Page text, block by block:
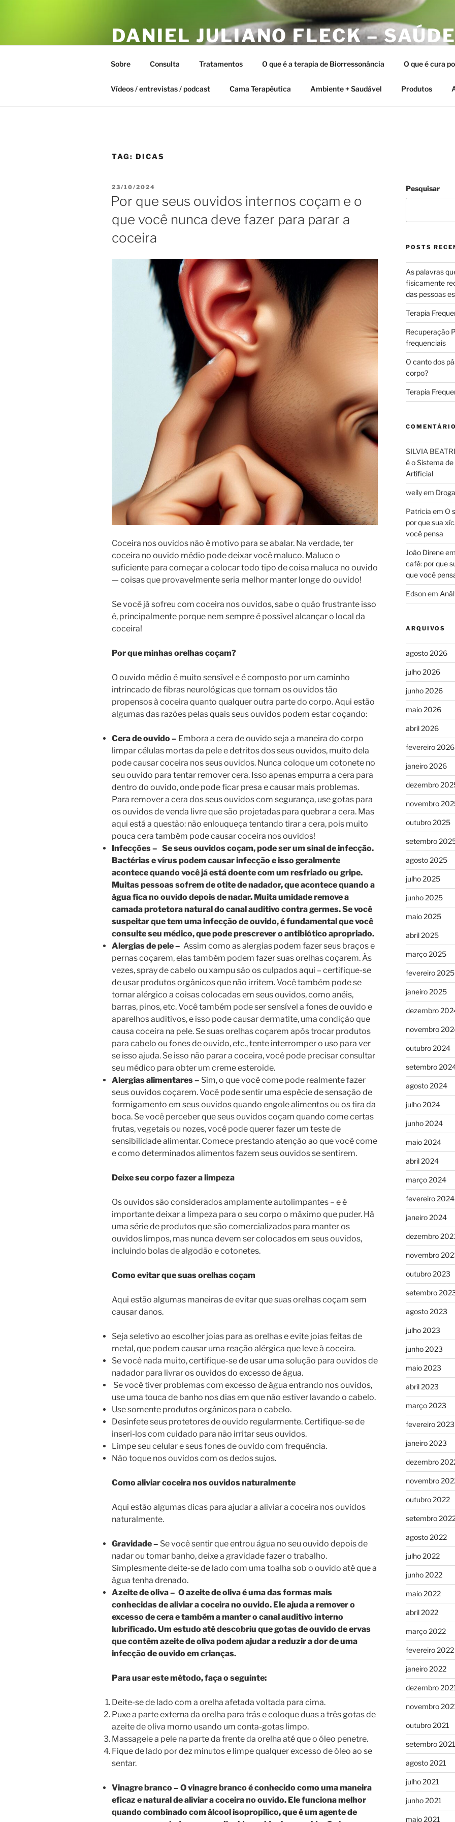
DANIEL JULIANO FLECK –
ESTAR – TERAPIAS
Sobre Consulta Tratamentos O que é a terapia de Biorressonância O que é cura
Vídeos / entrevistas / podcast Cama Terapêutica Ambiente + Saudável Produtos
TAG: DICAS
PUBLICADO
EM
23/10/2024
Por que seus ouvidos internos coçam e o
que você nunca deve fazer para parar a
coceira
Coceira nos ouvidos não é motivo para se abalar. Na verdade, ter
coceira no ouvido médio pode deixar você maluco. Maluco o
suficiente para começar a colocar todo tipo de coisa maluca no ouvido
— coisas que provavelmente seria melhor manter longe do ouvido!
Se você já sofreu com coceira nos ouvidos, sabe o quão frustrante isso
é, principalmente porque nem sempre é possível alcançar o local da
coceira!
Por que minhas orelhas coçam?
O ouvido médio é muito sensível e é composto por um caminho
intrincado de fibras neurológicas que tornam os ouvidos tão
propensos à coceira quanto qualquer outra parte do corpo. Aqui estão
algumas das razões pelas quais seus ouvidos podem estar coçando:
Cera de ouvido – Embora a cera de ouvido seja a maneira do corpo
limpar células mortas da pele e detritos dos seus ouvidos, muito dela
pode causar coceira nos seus ouvidos. Nunca coloque um cotonete no
seu ouvido para tentar remover cera. Isso apenas empurra a cera para
dentro do ouvido, onde pode ficar presa e causar mais problemas.
Para remover a cera dos seus ouvidos com segurança, use gotas para
os ouvidos de venda livre que são projetadas para quebrar a cera. Mas
aqui está a questão: não enlouqueça tentando tirar a cera, pois muito
pouca cera também pode causar coceira nos ouvidos!
Infecções – Se seus ouvidos coçam, pode ser um sinal de infecção.
Bactérias e vírus podem causar infecção e isso geralmente
acontece quando você já está doente com um resfriado ou gripe.
Muitas pessoas sofrem de otite de nadador, que acontece quando a
água fica no ouvido depois de nadar. Muita umidade remove a
camada protetora natural do canal auditivo contra germes. Se você
suspeitar que tem uma infecção de ouvido, é fundamental que você
consulte seu médico, que pode prescrever o antibiótico apropriado.
Alergias de pele – Assim como as alergias podem fazer seus braços e
pernas coçarem, elas também podem fazer suas orelhas coçarem. Às
vezes, spray de cabelo ou xampu são os culpados aqui – certifique-se
de usar produtos orgânicos que não irritem. Você também pode se
tornar alérgico a coisas colocadas em seus ouvidos, como anéis,
barras, pinos, etc. Você também pode ser sensível a fones de ouvido e
aparelhos auditivos, e isso pode causar dermatite, uma condição que
causa coceira na pele. Se suas orelhas coçarem após trocar produtos
para cabelo ou fones de ouvido, etc., tente interromper o uso para ver
se isso ajuda. Se isso não parar a coceira, você pode precisar consultar
seu médico para obter um creme esteroide.
Alergias alimentares – Sim, o que você come pode realmente fazer
seus ouvidos coçarem. Você pode sentir uma espécie de sensação de
formigamento em seus ouvidos quando engole alimentos ou os tira da
boca. Se você perceber que seus ouvidos coçam quando come certas
frutas, vegetais ou nozes, você pode querer fazer um teste de
sensibilidade alimentar. Comece prestando atenção ao que você come
e como determinados alimentos fazem seus ouvidos se sentirem.
Deixe seu corpo fazer a limpeza
Os ouvidos são considerados amplamente autolimpantes – e é
importante deixar a limpeza para o seu corpo o máximo que puder. Há
uma série de produtos que são comercializados para manter os
ouvidos limpos, mas nunca devem ser colocados em seus ouvidos,
incluindo bolas de algodão e cotonetes.
Como evitar que suas orelhas coçam
Aqui estão algumas maneiras de evitar que suas orelhas coçam sem
causar danos.
Seja seletivo ao escolher joias para as orelhas e evite joias feitas de
metal, que podem causar uma reação alérgica que leve à coceira.
Se você nada muito, certifique-se de usar uma solução para ouvidos de
nadador para livrar os ouvidos do excesso de água.
Se você tiver problemas com excesso de água entrando nos ouvidos,
use uma touca de banho nos dias em que não estiver lavando o cabelo.
Use somente produtos orgânicos para o cabelo.
Desinfete seus protetores de ouvido regularmente. Certifique-se de
inseri-los com cuidado para não irritar seus ouvidos.
Limpe seu celular e seus fones de ouvido com frequência.
Não toque nos ouvidos com os dedos sujos.
Como aliviar coceira nos ouvidos naturalmente
Aqui estão algumas dicas para ajudar a aliviar a coceira nos ouvidos
naturalmente.
Gravidade – Se você sentir que entrou água no seu ouvido depois de
nadar ou tomar banho, deixe a gravidade fazer o trabalho.
Simplesmente deite-se de lado com uma toalha sob o ouvido até que a
água tenha drenado.
Azeite de oliva – O azeite de oliva é uma das formas mais
conhecidas de aliviar a coceira no ouvido. Ele ajuda a remover o
excesso de cera e também a manter o canal auditivo interno
lubrificado. Um estudo até descobriu que gotas de ouvido de ervas
que contêm azeite de oliva podem ajudar a reduzir a dor de uma
infecção de ouvido em crianças.
Para usar este método, faça o seguinte:
Deite-se de lado com a orelha afetada voltada para cima.
Puxe a parte externa da orelha para trás e coloque duas a três gotas de
azeite de oliva morno usando um conta-gotas limpo.
Massageie a pele na parte da frente da orelha até que o óleo penetre.
Fique de lado por dez minutos e limpe qualquer excesso de óleo ao se
sentar.
Vinagre branco – O vinagre branco é conhecido como uma maneira
eficaz e natural de aliviar a coceira no ouvido. Ele funciona melhor
quando combinado com álcool isopropílico, que é um agente de
Pesquisar
POSTS
As palavras
fisicamente
das pessoas
Terapia
Recuperação
frequenciais
O canto dos
corpo?
Terapia
SILVIA
é o Sistema
Artificial
weilyem
Patricia em O
por que sua
você pensa
João Direneem
café: por que
que você
Edsonem
ARQUIVOS
agosto 2026
julho 2026
junho 2026
maio 2026
abril 2026
fevereiro 2026
janeiro 2026
dezembro
novembro
outubro 2025
setembro
agosto 2025
julho 2025
junho 2025
maio 2025
abril 2025
março 2025
fevereiro 2025
janeiro 2025
dezembro
novembro
outubro 2024
setembro
agosto 2024
julho 2024
junho 2024
maio 2024
abril 2024
março 2024
fevereiro 2024
janeiro 2024
dezembro
novembro
outubro 2023
setembro
agosto 2023
julho 2023
junho 2023
maio 2023
abril 2023
março 2023
fevereiro 2023
janeiro 2023
dezembro
novembro
outubro 2022
setembro
agosto 2022
julho 2022
junho 2022
maio 2022
abril 2022
março 2022
fevereiro 2022
janeiro 2022
dezembro
novembro
outubro 2021
setembro 2021
agosto 2021
julho 2021
junho 2021
maio 2021